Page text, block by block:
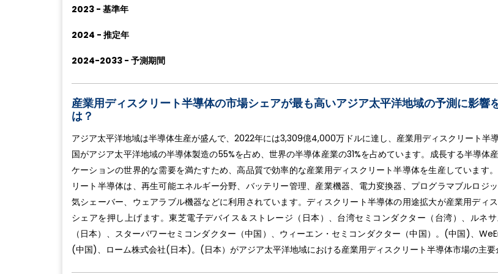
2023 - 基準年
2024 - 推定年
2024-2033 - 予測期間
産業用ディスクリート半導体の市場シェアが最も高いアジア太平洋地域の予測に影響
は？
アジア太平洋地域は半導体生産が盛んで、2022年には3,309億4,000万ドルに達し、産業用ディスクリート半
国がアジア太平洋地域の半導体製造の55%を占め、世界の半導体産業の31%を占めています。成長する半導体
ケーションの世界的な需要を満たすため、高品質で効率的な産業用ディスクリート半導体を生産しています
リート半導体は、再生可能エネルギー分野、バッテリー管理、産業機器、電力変換器、プログラマブルロジ
気シェーバー、ウェアラブル機器などに利用されています。ディスクリート半導体の用途拡大が産業用ディ
シェアを押し上げます。東芝電子デバイス＆ストレージ（日本）、台湾セミコンダクター（台湾）、ルネ
（日本）、スターパワーセミコンダクター（中国）、ウィーエン・セミコンダクター（中国）。(中国)、
(中国)、ローム株式会社(日本)。(日本）がアジア太平洋地域における産業用ディスクリート半導体市場の主要